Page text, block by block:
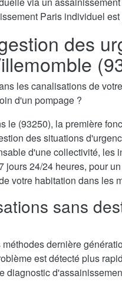
Paris individuel
des
les canalisations de
d'un pompage ?
le (93250), la première
des situations
d'une collectivité, les
24/24 heures, pour
votre habitation dans les
sans
dernière
est détecté plus
diagnostic